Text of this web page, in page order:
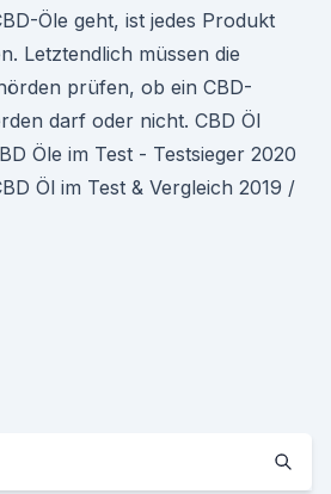
Öle geht, ist jedes Produkt
Letztendlich müssen die
prüfen, ob ein CBD-
darf oder nicht. CBD Öl
Öle im Test - Testsieger 2020
Öl im Test & Vergleich 2019 /